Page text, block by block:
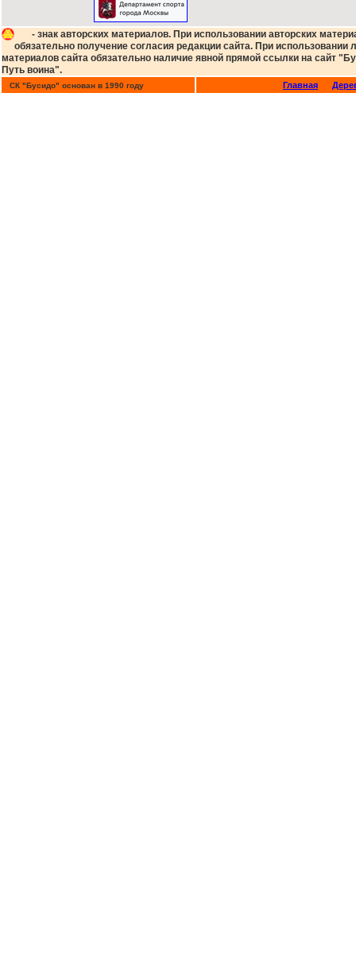
- знак авторских материалов. При использовании авторских
обязательно получение согласия редакции сайта. При использовании
материалов сайта обязательно наличие явной прямой ссылки на сайт
Путь воина".
СК "Бусидо" основан в 1990 году Главная